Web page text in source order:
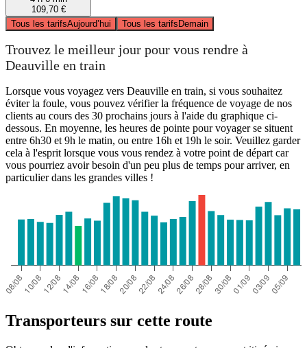
109,70 €
Tous les tarifsAujourd’hui Tous les tarifsDemain
Trouvez le meilleur jour pour vous rendre à
Deauville en train
Lorsque vous voyagez vers Deauville en train, si vous souhaitez
éviter la foule, vous pouvez vérifier la fréquence de voyage de nos
clients au cours des 30 prochains jours à l'aide du graphique ci-
dessous. En moyenne, les heures de pointe pour voyager se situent
entre 6h30 et 9h le matin, ou entre 16h et 19h le soir. Veuillez garder
cela à l'esprit lorsque vous vous rendez à votre point de départ car
vous pourriez avoir besoin d'un peu plus de temps pour arriver, en
particulier dans les grandes villes !
Transporteurs sur cette route